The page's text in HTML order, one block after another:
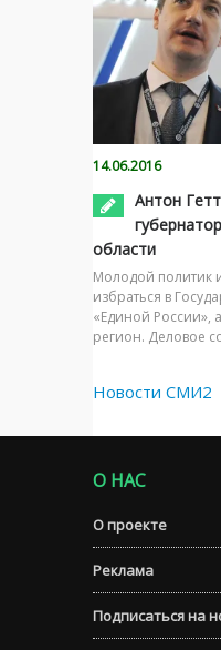
14.06.2016
Антон
области
Молодой политик
избраться в
«Единой России»,
регион. Деловое
Новости СМИ2
О НАС
О проекте
Реклама
Подписаться на